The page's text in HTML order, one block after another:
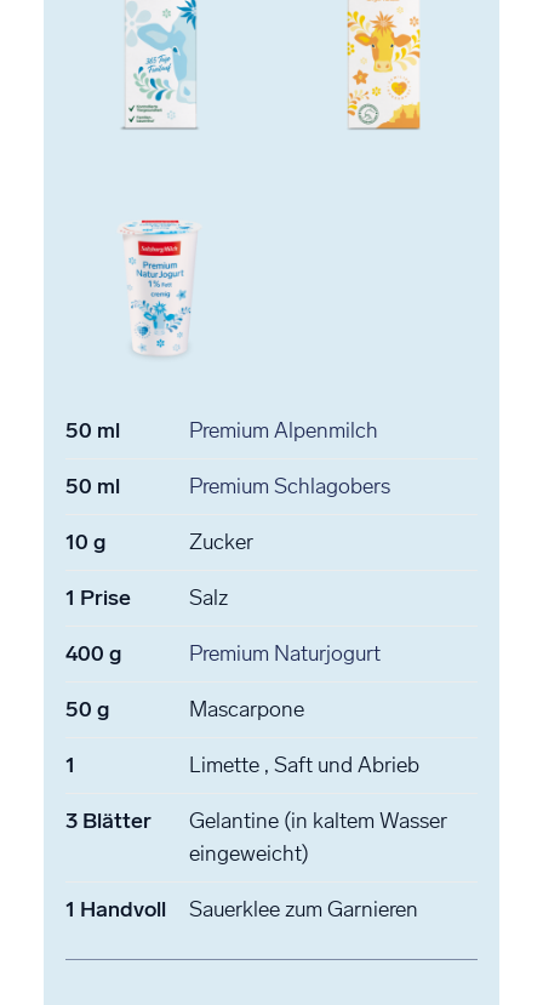
50 ml Premium Alpenmilch
50 ml Premium Schlagobers
10 g Zucker
1 Prise Salz
400 g Premium Naturjogurt
50 g Mascarpone
1 Limette , Saft und Abrieb
3 Blätter Gelantine (in kaltem Wasser
eingeweicht)
1 Handvoll Sauerkleezum Garnieren